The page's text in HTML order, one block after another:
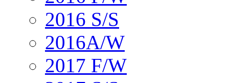
2016 S/S
2016A/W
2017 F/W